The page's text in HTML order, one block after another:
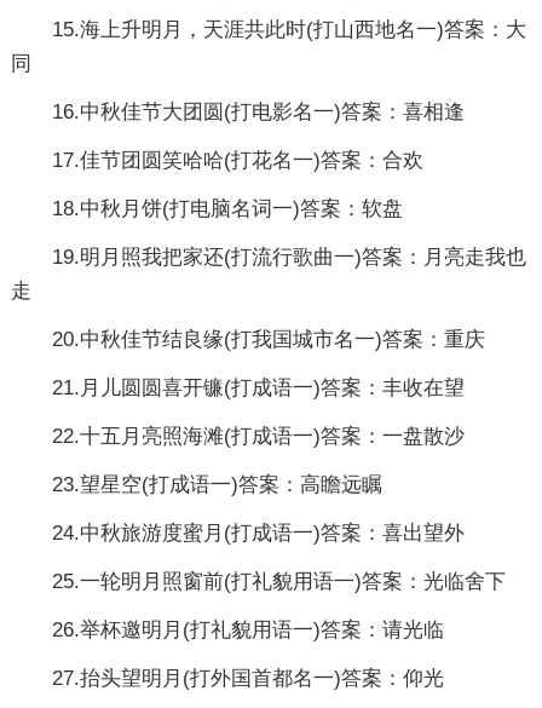
15.海上升明月，天涯共此时(打山西地名一)答案：大
同
16.中秋佳节大团圆(打电影名一)答案：喜相逢
17.佳节团圆笑哈哈(打花名一)答案：合欢
18.中秋月饼(打电脑名词一)答案：软盘
19.明月照我把家还(打流行歌曲一)答案：月亮走我也
走
20.中秋佳节结良缘(打我国城市名一)答案：重庆
21.月儿圆圆喜开镰(打成语一)答案：丰收在望
22.十五月亮照海滩(打成语一)答案：一盘散沙
23.望星空(打成语一)答案：高瞻远瞩
24.中秋旅游度蜜月(打成语一)答案：喜出望外
25.一轮明月照窗前(打礼貌用语一)答案：光临舍下
26.举杯邀明月(打礼貌用语一)答案：请光临
27.抬头望明月(打外国首都名一)答案：仰光